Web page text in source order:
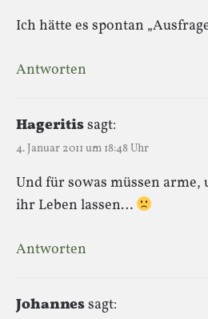
Ich hätte es spontan
Antworten
Hageritissagt:
4. Januar 2011 um 18:48 Uhr
Und für sowas müssen arme,
ihr Leben lassen…
Antworten
Johannessagt: